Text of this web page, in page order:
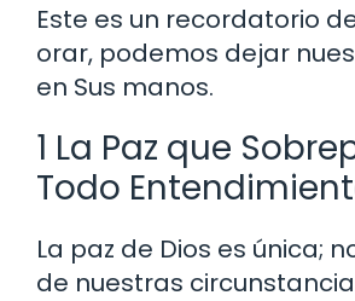
Este es un recordatorio
orar, podemos dejar
en Sus manos.
1 La Paz que
Todo
La paz de Dios es única;
de nuestras